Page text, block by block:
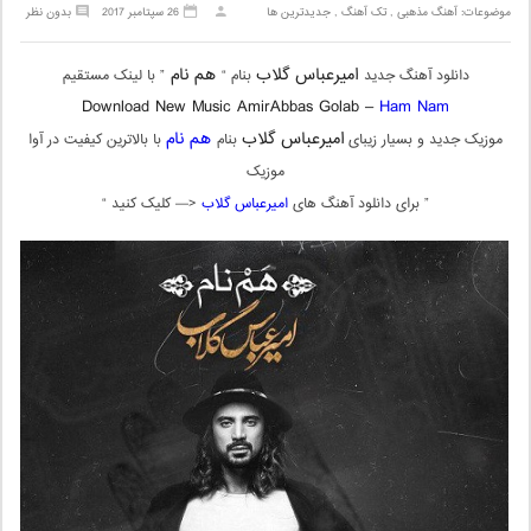
موضوعات:آهنگ مذهبی ,تک آهنگ ,جدیدترین ها بدون نظر 26 سپتامبر 2017
دانلود آهنگ جدید امیرعباس گلاببنام “ هم نام” با لینک مستقیم
Download New Music AmirAbbas Golab – Ham Nam
موزیک جدید و بسیار زیبایامیرعباس گلاببنام هم نامبا بالاترین کیفیت در آوا
موزیک
” برای دانلود آهنگ هایامیرعباس گلاب <— کلیک کنید “